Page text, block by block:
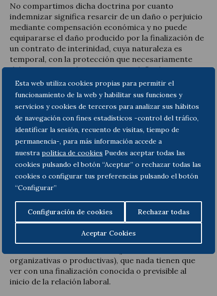
Esta web utiliza cookies propias para permitir el
funcionamiento de la web y habilitar sus funciones y
servicios y cookies de terceros para analizar sus hábitos
de navegación con fines estadísticos -control del tráfico,
identificar la sesión, recuento de visitas, tiempo de
permanencia-, para más información accede a
nuestra politica de cookies Puedes aceptar todas las
cookies pulsando el botón “Aceptar” o rechazar todas las
cookies o configurar tus preferencias pulsando el botón
“Configurar”
Configuración de cookies Rechazar todas
Aceptar Cookies
No compartimos dicha doctrina por cuanto
indemnizar significa resarcir de un daño o perjuicio
mediante compensación económica y no puede
equipararse el daño producido por la finalización de
un contrato de interinidad, cuya naturaleza es
temporal, con la protección que necesariamente
debe otorgarse a los contratos indefinidos. De este
modo más que corregir la situación se está
provocando una nueva desigualdad de trato entre
los distintos contratos de duración determinada por
cuanto el de interinidad, con el nuevo criterio,
tendrá una indemnización por finalización de 20 días
por año de servicio, mientras que el contrato
eventual por circunstancias de la producción o el de
obra y servicio determinado, según el artículo 49.1.c)
del Estatuto de los trabajadores, tienen prevista una
indemnización de 12 días por año trabajado.
indemnización prevista para la finalización de un
contrato indefinido por causas objetivas, que es la
resolución pacífica de éste ante la existencia de unas
organizativas o productivas), que nada tienen que
ver con una finalización conocida o previsible al
inicio de la relación laboral.